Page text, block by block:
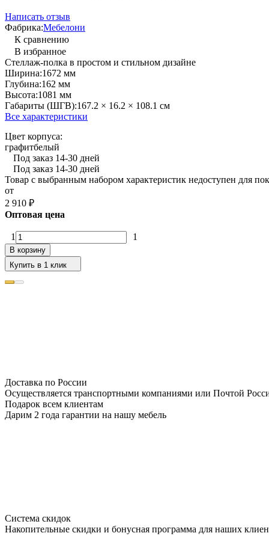
Написать отзыв
Фабрика:Мебелони
К сравнению
В избранное
Стеллаж-полка в простом и стильном дизайне
Ширина:1672 мм
Глубина:162 мм
Высота:1081 мм
Габариты (ШГВ):167.2 × 16.2 × 108.1 см
Все характеристики
Цвет корпуса:
графитбелый
Под заказ 14-30 дней
Под заказ 14-30 дней
Товар с выбранным набором характеристик недоступен для
от
2 910 ₽
Оптовая цена
1 1
В корзину
Купить в 1 клик
Доставка по России
Осуществляется транспортными компаниями или Почтой
Подарок всем клиентам
Дарим 2 года гарантии на нашу мебель
Система скидок
Накопительные скидки и бонусная программа для наших